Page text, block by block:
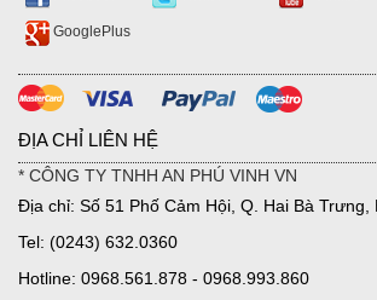
GooglePlus
ĐỊA CHỈ LIÊN HỆ
* CÔNG TY TNHH AN PHÚ VINH VN
Địa chỉ: Số 51 Phố Cảm Hội, Q. Hai Bà Trưng,
Tel: (0243) 632.0360
Hotline: 0968.561.878 - 0968.993.860